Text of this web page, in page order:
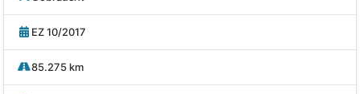
EZ 10/2017
85.275 km